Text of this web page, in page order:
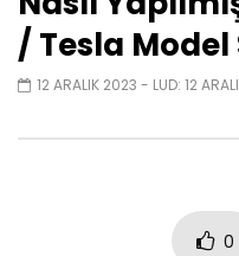
/ Tesla
12 ARALIK 2023 - LUD: 12
0